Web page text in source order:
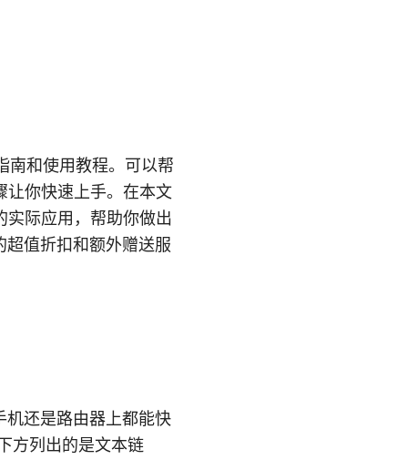
和使用教程。可以帮
让你快速上手。在本文
实际应用，帮助你做出
值折扣和额外赠送服
机还是路由器上都能快
方列出的是文本链